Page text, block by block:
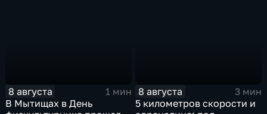
8 августа
1 мин
В Мытищах в День
8 августа
3 мин
5 километров скорости и